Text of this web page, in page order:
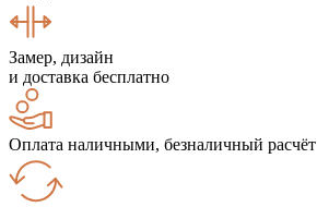
Замер, дизайн
и доставка бесплатно
Оплата наличными, безналичный расчёт